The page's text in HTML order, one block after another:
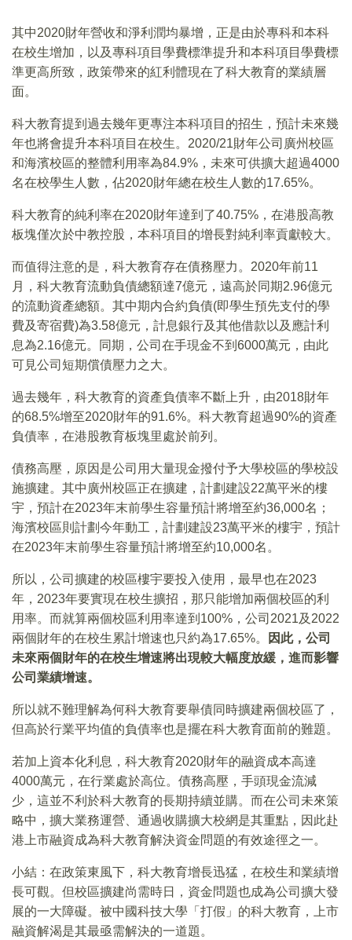
其中2020財年營收和淨利潤均暴增，正是由於專科和本科
在校生增加，以及專科項目學費標準提升和本科項目學費標
準更高所致，政策帶來的紅利體現在了科大教育的業績層
面。
科大教育提到過去幾年更專注本科項目的招生，預計未來幾
年也將會提升本科項目在校生。2020/21財年公司廣州校區
和海濱校區的整體利用率為84.9%，未來可供擴大超過4000
名在校學生人數，佔2020財年總在校生人數的17.65%。
科大教育的純利率在2020財年達到了40.75%，在港股高教
板塊僅次於中教控股，本科項目的增長對純利率貢獻較大。
而值得注意的是，科大教育存在債務壓力。2020年前11
月，科大教育流動負債總額達7億元，遠高於同期2.96億元
的流動資產總額。其中期内合約負債(即學生預先支付的學
費及寄宿費)為3.58億元，計息銀行及其他借款以及應計利
息為2.16億元。同期，公司在手現金不到6000萬元，由此
可見公司短期償債壓力之大。
過去幾年，科大教育的資產負債率不斷上升，由2018財年
的68.5%增至2020財年的91.6%。科大教育超過90%的資產
負債率，在港股教育板塊里處於前列。
債務高壓，原因是公司用大量現金撥付予大學校區的學校設
施擴建。其中廣州校區正在擴建，計劃建設22萬平米的樓
宇，預計在2023年末前學生容量預計將增至約36,000名；
海濱校區則計劃今年動工，計劃建設23萬平米的樓宇，預計
在2023年末前學生容量預計將增至約10,000名。
所以，公司擴建的校區樓宇要投入使用，最早也在2023
年，2023年要實現在校生擴招，那只能增加兩個校區的利
用率。而就算兩個校區利用率達到100%，公司2021及2022
兩個財年的在校生累計增速也只約為17.65%。
因此，公司
未來兩個財年的在校生增速將出現較大幅度放緩，進而影響
公司業績增速。
所以就不難理解為何科大教育要舉債同時擴建兩個校區了，
但高於行業平均值的負債率也是擺在科大教育面前的難題。
若加上資本化利息，科大教育2020財年的融資成本高達
4000萬元，在行業處於高位。債務高壓，手頭現金流減
少，這並不利於科大教育的長期持續並購。而在公司未來策
略中，擴大業務運營、通過收購擴大校網是其重點，因此赴
港上市融資成為科大教育解決資金問題的有效途徑之一。
小結：在政策東風下，科大教育增長迅猛，在校生和業績增
長可觀。但校區擴建尚需時日，資金問題也成為公司擴大發
展的一大障礙。被中國科技大學「打假」的科大教育，上市
融資解渴是其最亟需解決的一道題。